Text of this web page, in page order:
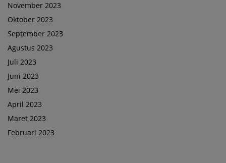
November 2023
Oktober 2023
September 2023
Agustus 2023
Juli 2023
Juni 2023
Mei 2023
April 2023
Maret 2023
Februari 2023